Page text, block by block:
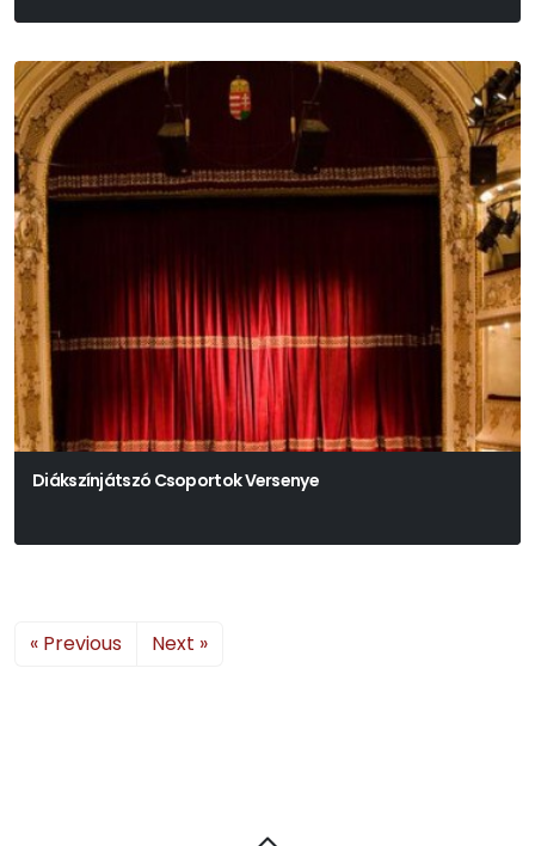
Diákszínjátszó Csoportok Versenye
« Previous Next »